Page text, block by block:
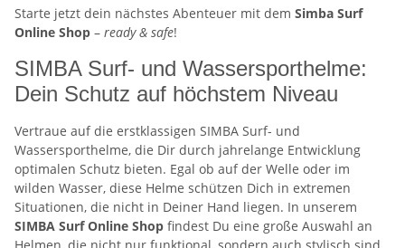
Starte jetzt dein nächstes Abenteuer mit dem Simba Surf
Online Shop – ready & safe!
SIMBA Surf- und Wassersporthelme:
Dein Schutz auf höchstem Niveau
Vertraue auf die erstklassigen SIMBA Surf- und
Wassersporthelme, die Dir durch jahrelange Entwicklung
optimalen Schutz bieten. Egal ob auf der Welle oder im
wilden Wasser, diese Helme schützen Dich in extremen
Situationen, die nicht in Deiner Hand liegen. In unserem
SIMBA Surf Online Shop findest Du eine große Auswahl an